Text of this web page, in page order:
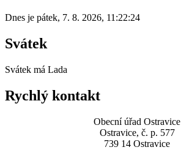
Dnes je pátek, 7. 8. 2026, 11:22:24
Svátek
Svátek má Lada
Rychlý kontakt
Obecní úřad Ostravice
Ostravice, č. p. 577
739 14 Ostravice